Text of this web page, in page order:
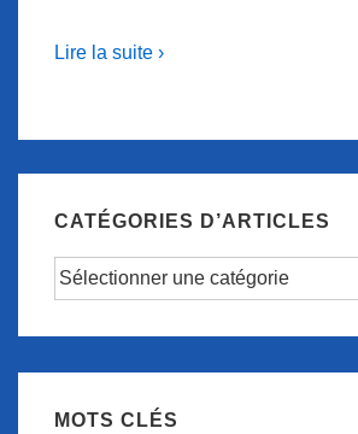
Lire la suite ›
CATÉGORIES D’ARTICLES
Catégories
MOTS CLÉS